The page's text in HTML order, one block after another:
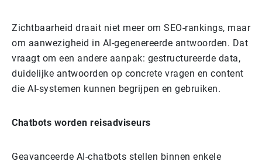
Zichtbaarheid draait niet meer om SEO-rankings, maar
om aanwezigheid in AI-gegenereerde antwoorden. Dat
vraagt om een andere aanpak: gestructureerde data,
duidelijke antwoorden op concrete vragen en content
die AI-systemen kunnen begrijpen en gebruiken.
Chatbots worden reisadviseurs
Geavanceerde AI-chatbots stellen binnen enkele